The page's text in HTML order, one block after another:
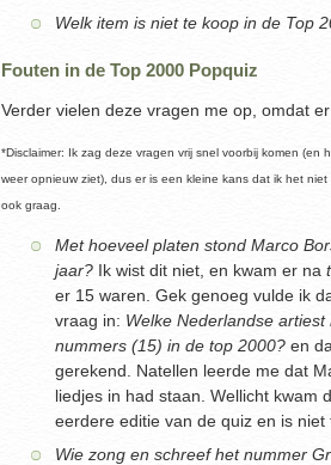
Welk item is niet te koop in de Top
Fouten in de Top 2000 Popquiz
Verder vielen deze vragen me op, omdat
*Disclaimer: Ik zag deze vragen vrij snel voorbij komen (en
weer opnieuw ziet), dus er is een kleine kans dat ik het
ook graag.
Met hoeveel platen stond Marco
jaar? Ik wist dit niet, en kwam er na
er 15 waren. Gek genoeg vulde ik
vraag in: Welke Nederlandse
nummers (15) in de top 2000? en
gerekend. Natellen leerde me dat
liedjes in had staan. Wellicht kwam
eerdere editie van de quiz en is niet
Wie zong en schreef het nummer